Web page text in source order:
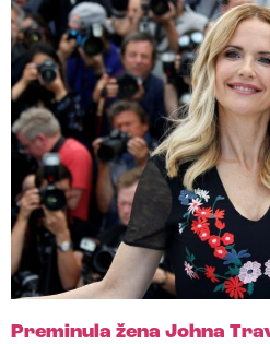
Preminula žena Johna